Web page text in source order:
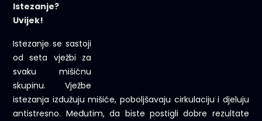
Istezanje?
Uvijek!
Istezanje se sastoji
od seta vježbi za
svaku mišićnu
skupinu. Vježbe
istezanja izdužuju mišiće, poboljšavaju cirkulaciju i djeluju
antistresno. Međutim, da biste postigli dobre rezultate